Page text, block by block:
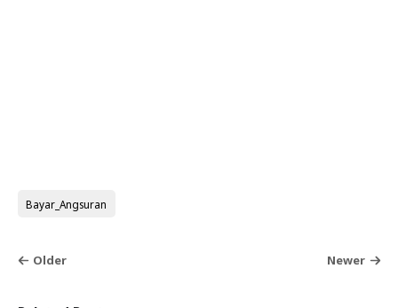
Bayar_Angsuran
Older Newer